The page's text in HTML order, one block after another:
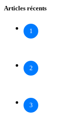
Articles récents
1
2
3